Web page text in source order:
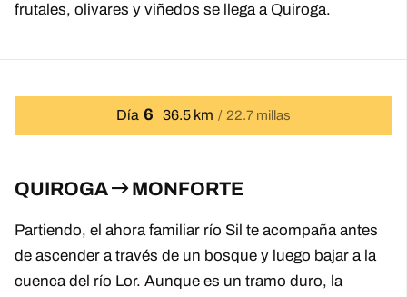
frutales, olivares y viñedos se llega a Quiroga.
Día 6 36.5 km 22.7 millas
QUIROGA MONFORTE
Partiendo, el ahora familiar río Sil te acompaña antes
de ascender a través de un bosque y luego bajar a la
cuenca del río Lor. Aunque es un tramo duro, la